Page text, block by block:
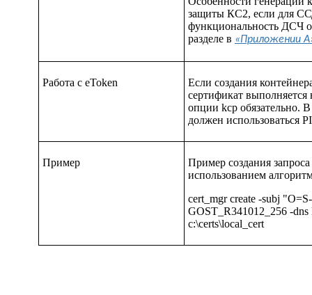
защиты КС2, если для
функциональность ДСЧ
разделе в «Приложении
Работа с eToken
Если создания
сертификат выполняется
опции kcpобязательно. В
должен использоваться
Пример
Пример создания
использованием
cert_mgr create -subj
GOST_R341012_256 -dns
c:\certs\local_cert